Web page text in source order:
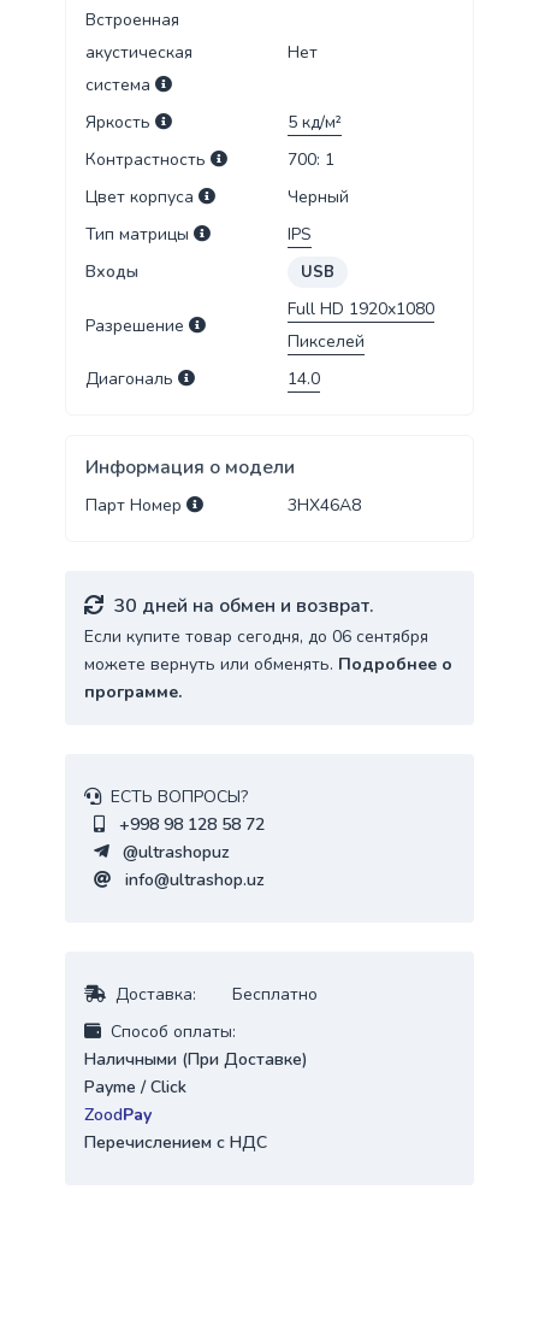
Встроенная
акустическая
система
Нет
Яркость 5 кд/м²
Контрастность
700: 1
Цвет корпуса
Черный
Тип матрицы
IPS
Входы
USB
Разрешение
Full HD 1920x1080
Пикселей
Диагональ
14.0
Информация о модели
Парт Номер 3HX46A8
30 дней на обмен и возврат.
Если купите товар сегодня, до 06 сентября
можете вернуть или обменять. Подробнее о
программе.
ЕСТЬ ВОПРОСЫ?
+998 98 128 58 72
@ultrashopuz
info@ultrashop.uz
Доставка:
Бесплатно
Cпособ оплаты:
Наличными (При Доставке)
Payme / Click
ZoodPay
Перечислением с НДС